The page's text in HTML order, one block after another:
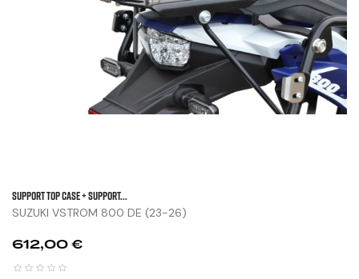
SUPPORT TOP CASE + SUPPORT...
SUZUKI VSTROM 800 DE (23-26)
Prix
612,00 €